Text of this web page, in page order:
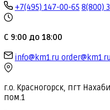
+7(495) 147-00-65 8(800)
С 9:00 до 18:00
info@km1.ru order@km1.ru
г.о. Красногорск, пгт
пом.1